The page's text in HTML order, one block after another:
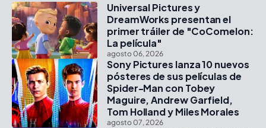
Universal Pictures y
DreamWorks presentan el
primer tráiler de "CoComelon:
La película"
agosto 06, 2026
Sony Pictures lanza 10 nuevos
pósteres de sus películas de
Spider-Man con Tobey
Maguire, Andrew Garfield,
Tom Holland y Miles Morales
agosto 07, 2026